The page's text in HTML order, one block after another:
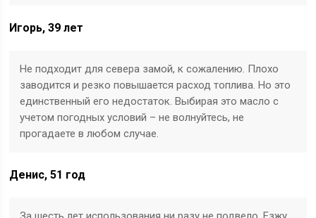
Игорь, 39 лет
Не подходит для севера замой, к сожалению. Плохо
заводится и резко повышается расход топлива. Но это
единственный его недостаток. Выбирая это масло с
учетом погодных условий – не волнуйтесь, не
прогадаете в любом случае.
Денис, 51 год